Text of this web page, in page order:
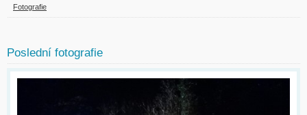
Fotografie
Poslední fotografie